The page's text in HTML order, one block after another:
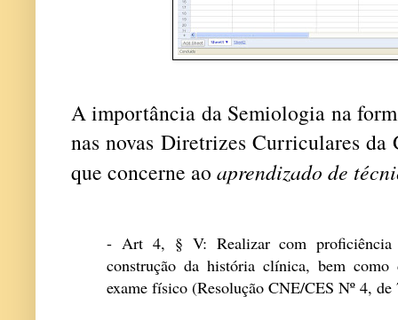
A importância da Semiologia na
nas novas Diretrizes Curriculares
que concerne ao aprendizado de
- Art 4, § V: Realizar com proficiência
construção da história clínica, bem
exame físico (Resolução CNE/CES Nº 4, de